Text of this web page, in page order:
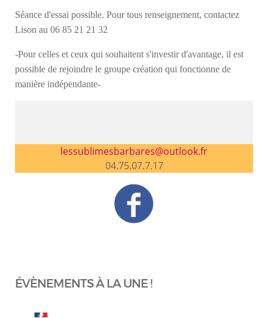
Séance d'essai possible. Pour tous renseignement, contactez
Lison au 06 85 21 21 32
-Pour celles et ceux qui souhaitent s'investir d'avantage, il est
possible de rejoindre le groupe création qui fonctionne de
manière indépendante-
lessublimesbarbares@outlook.fr
04.75.07.7.17
ÉVÈNEMENTS À LA UNE !